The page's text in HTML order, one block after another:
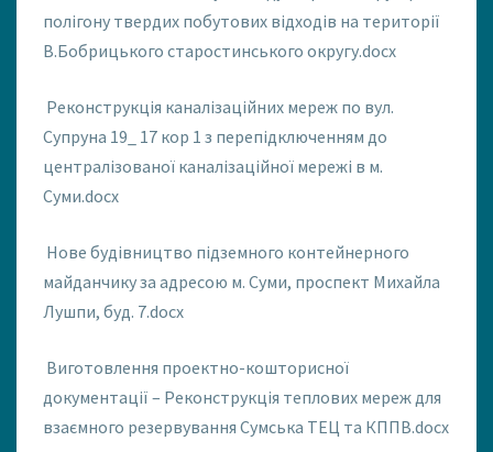
полігону твердих побутових відходів на території
В.Бобрицького старостинського округу.docx
Реконструкція каналізаційних мереж по вул.
Супруна 19_ 17 кор 1 з перепідключенням до
централізованої каналізаційної мережі в м.
Суми.docx
Нове будівництво підземного контейнерного
майданчику за адресою м. Суми, проспект Михайла
Лушпи, буд. 7.docx
Виготовлення проектно-кошторисної
документації – Реконструкція теплових мереж для
взаємного резервування Сумська ТЕЦ та КППВ.docx